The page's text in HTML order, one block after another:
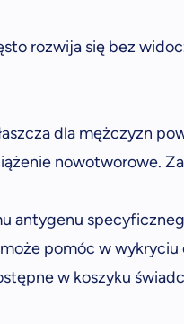
rozwija się bez
dla mężczyzn
nowotworowe.
antygenu
pomóc w
w koszyku